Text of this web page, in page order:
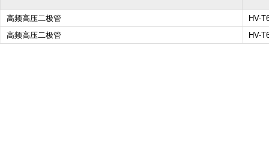
高频高压二极管 HV-
高频高压二极管
HV-